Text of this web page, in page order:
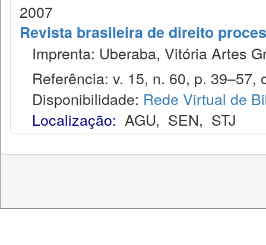
2007
Revista brasileira de direito
Imprenta: Uberaba, Vitória Artes
Referência: v. 15, n. 60, p. 39–57,
Disponibilidade: Rede Virtual de
Localização: AGU, SEN, STJ